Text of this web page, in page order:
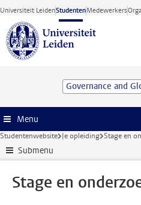
Ga direct naar de inhoud
Universiteit LeidenStudentenMedewerkers
Governance and
Menu
Studentenwebsite Je opleiding Stage en
Submenu
Stage en